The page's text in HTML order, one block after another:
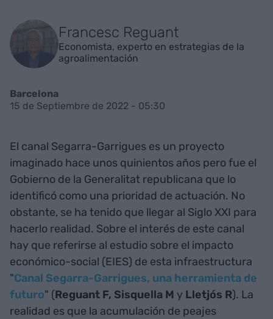
Francesc Reguant
Economista, experto en estrategias de la
agroalimentación
Barcelona
15 de Septiembre de 2022 - 05:30
El canal Segarra-Garrigues es un proyecto
imaginado hace unos quinientos años pero fue el
Gobierno de la Generalitat republicana que lo
identificó como una prioridad de actuación. No
obstante, se ha tenido que llegar al Siglo XXI para
hacerlo realidad. Sobre el interés de este canal
hay que referirse al estudio sobre el impacto
económico-social (EIES) de esta infraestructura
"Canal Segarra-Garrigues, una herramienta de
futuro" (Reguant F, Sisquella M y Lletjós R). La
realidad es que la acumulación de peajes